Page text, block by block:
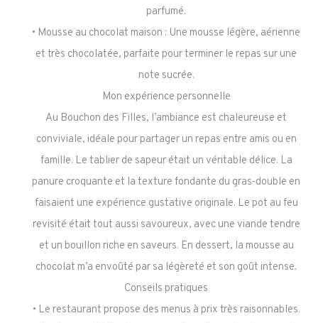
parfumé.
• Mousse au chocolat maison : Une mousse légère, aérienne
et très chocolatée, parfaite pour terminer le repas sur une
note sucrée.
Mon expérience personnelle
Au Bouchon des Filles, l’ambiance est chaleureuse et
conviviale, idéale pour partager un repas entre amis ou en
famille. Le tablier de sapeur était un véritable délice. La
panure croquante et la texture fondante du gras-double en
faisaient une expérience gustative originale. Le pot au feu
revisité était tout aussi savoureux, avec une viande tendre
et un bouillon riche en saveurs. En dessert, la mousse au
chocolat m’a envoûté par sa légèreté et son goût intense.
Conseils pratiques
• Le restaurant propose des menus à prix très raisonnables.